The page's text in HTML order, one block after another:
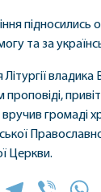
підносились
та за
Літургії
проповіді,
вручив громаді
Церкви.